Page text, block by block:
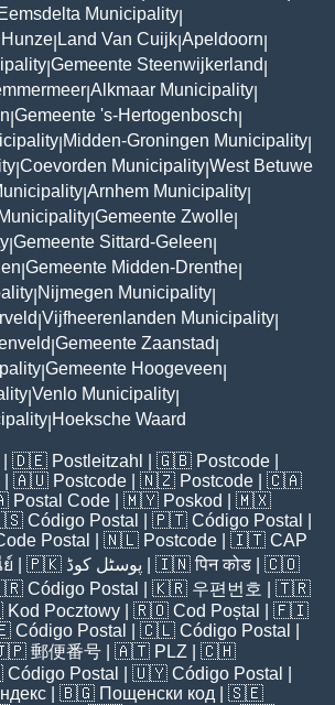
Eemsdelta Municipality
Land Van Cuijk Apeldoorn
Gemeente Steenwijkerland
Alkmaar Municipality
Gemeente 's-Hertogenbosch
Midden-Groningen Municipality
Coevorden Municipality West Betuwe
Arnhem Municipality
Gemeente Zwolle
Gemeente Sittard-Geleen
Gemeente Midden-Drenthe
Nijmegen Municipality
Vijfheerenlanden Municipality
Gemeente Zaanstad
Gemeente Hoogeveen
Venlo Municipality
Hoeksche Waard
| 🇩🇪 Postleitzahl | 🇬🇧 Postcode
| 🇦🇺 Postcode | 🇳🇿 Postcode | 🇨🇦
Postal Code | 🇲🇾 Poskod
| 🇲🇽
Código Postal | 🇵🇹 Código Postal
Postal | 🇳🇱 Postcode | 🇮🇹 CAP
| 🇵🇰 پوسٹل کوڈ | 🇮🇳पिन कोड | 🇨🇴
Código Postal | 🇰🇷 우편번호
| 🇹🇷
Kod Pocztowy | 🇷🇴 Cod Poștal
| 🇫🇮
Código Postal | 🇨🇱 Código Postal
郵便番号 | 🇦🇹 PLZ | 🇨🇭
Código Postal | 🇺🇾 Código Postal
| 🇧🇬 Пощенски код | 🇸🇪